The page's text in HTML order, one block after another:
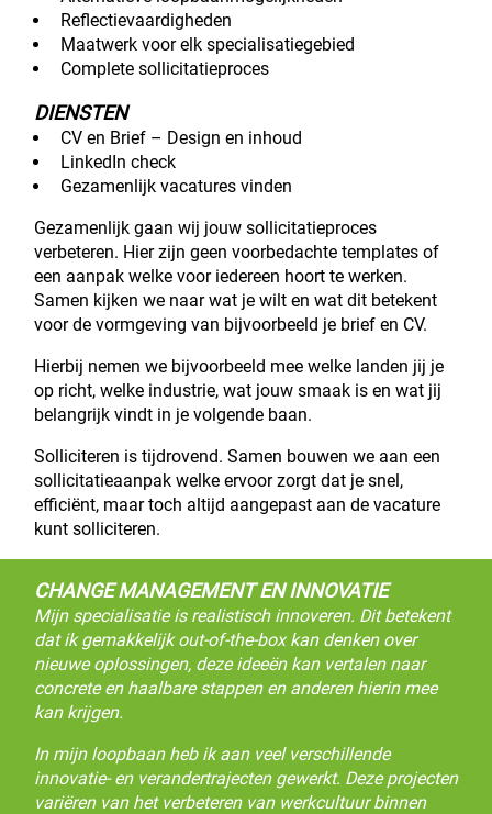
Reflectievaardigheden
Maatwerk voor elk specialisatiegebied
Complete sollicitatieproces
DIENSTEN
CV en Brief – Design en inhoud
LinkedIn check
Gezamenlijk vacatures vinden
Gezamenlijk gaan wij jouw sollicitatieproces
verbeteren. Hier zijn geen voorbedachte templates of
een aanpak welke voor iedereen hoort te werken.
Samen kijken we naar wat je wilt en wat dit betekent
voor de vormgeving van bijvoorbeeld je brief en CV.
Hierbij nemen we bijvoorbeeld mee welke landen jij je
op richt, welke industrie, wat jouw smaak is en wat jij
belangrijk vindt in je volgende baan.
Solliciteren is tijdrovend. Samen bouwen we aan een
sollicitatieaanpak welke ervoor zorgt dat je snel,
efficiënt, maar toch altijd aangepast aan de vacature
kunt solliciteren.
CHANGE MANAGEMENT EN INNOVATIE
Mijn specialisatie is realistisch innoveren. Dit betekent
dat ik gemakkelijk out-of-the-box kan denken over
nieuwe oplossingen, deze ideeën kan vertalen naar
concrete en haalbare stappen en anderen hierin mee
kan krijgen.
In mijn loopbaan heb ik aan veel verschillende
innovatie- en verandertrajecten gewerkt. Deze projecten
variëren van het verbeteren van werkcultuur binnen